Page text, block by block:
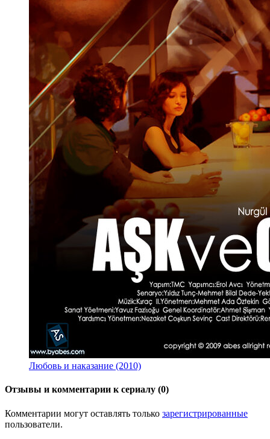
Любовь и наказание (2010)
Отзывы и комментарии к сериалу (0)
Комментарии могут оставлять только зарегистрированные
пользователи.